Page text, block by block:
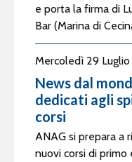
e porta la firma di
Bar (Marina di
Mercoledì 29
News dal
dedicati agli
corsi
ANAG si prepara a
nuovi corsi di